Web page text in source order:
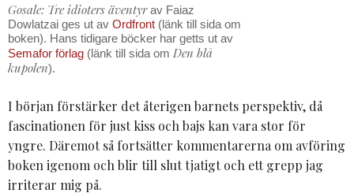
Gosale: Tre idioters äventyrav Faiaz
Dowlatzai ges ut av Ordfront (länk till sida om
boken). Hans tidigare böcker har getts ut av
Semafor förlag (länk till sida om Den blå
kupolen).
I början förstärker det återigen barnets perspektiv, då
fascinationen för just kiss och bajs kan vara stor för
yngre. Däremot så fortsätter kommentarerna om avföring
boken igenom och blir till slut tjatigt och ett grepp jag
irriterar mig på.